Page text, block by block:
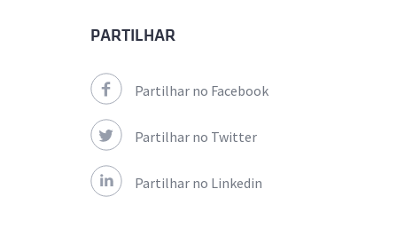
PARTILHAR
Partilhar no Facebook
Partilhar no Twitter
Partilhar no Linkedin